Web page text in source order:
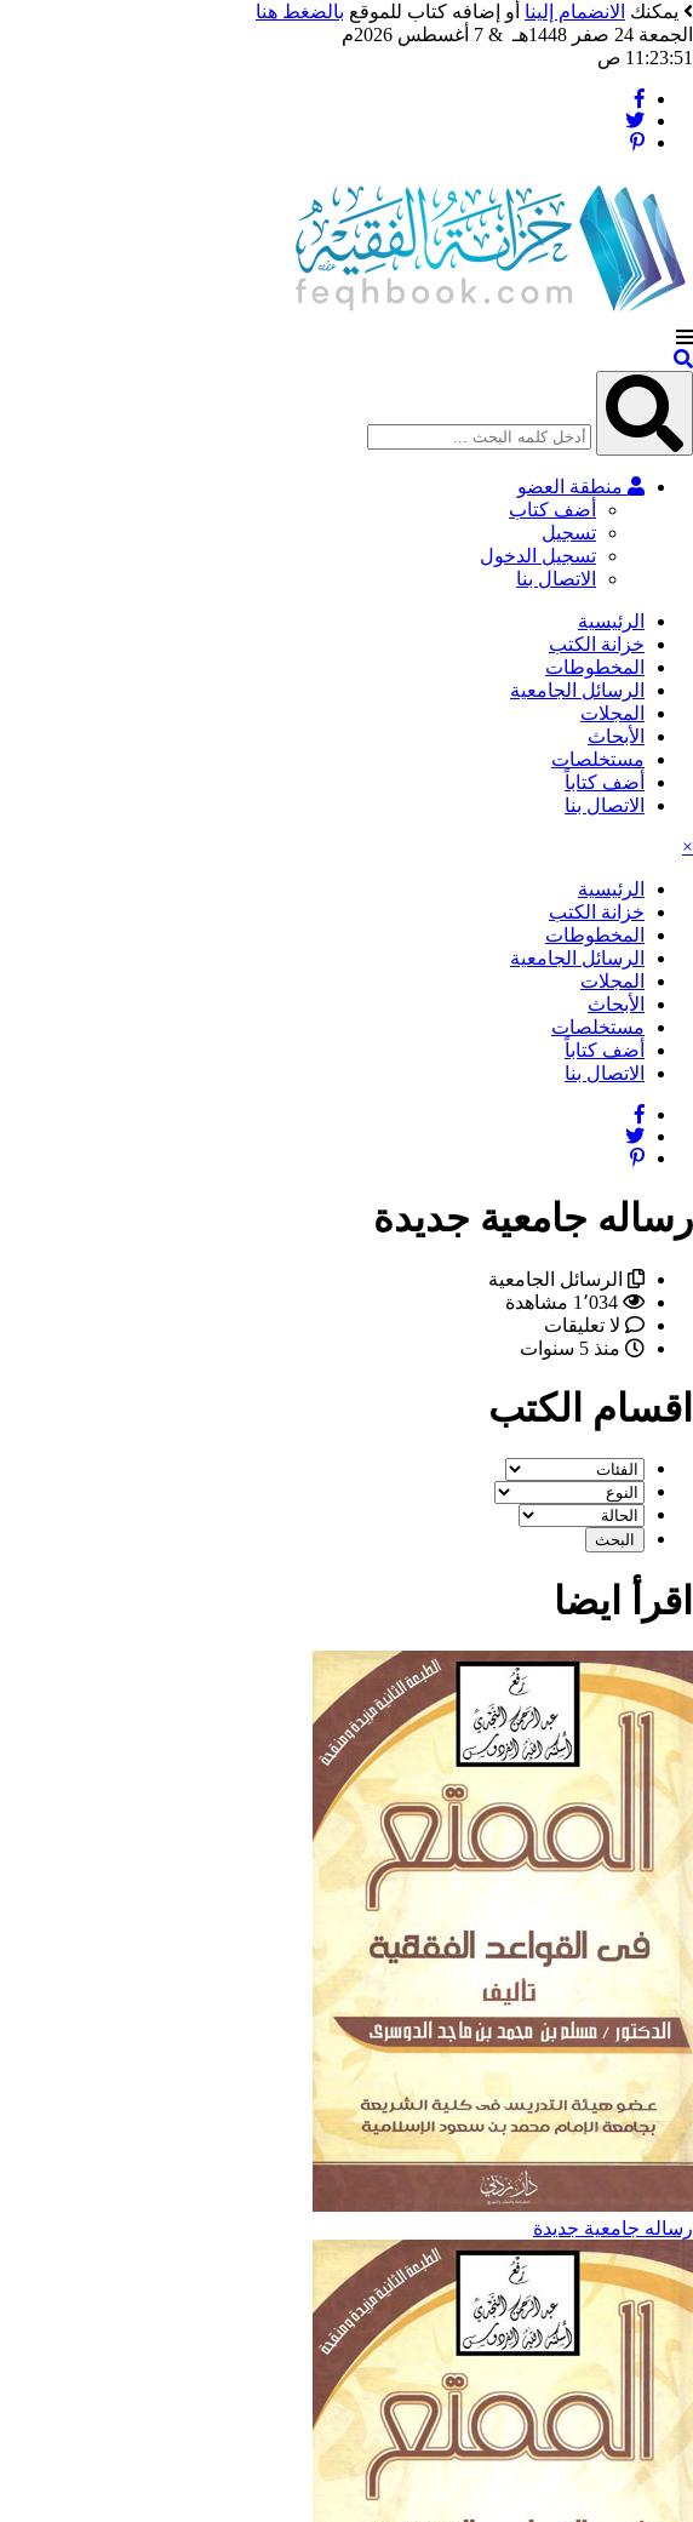
يمكنك الانضمام إلينا أو إضافه كتاب للموقع بالضغط هنا
الجمعة 24 صفر 1448هـ & 7 أغسطس 2026م
11:23:52 ص
منطقة العضو
أضف كتاب
تسجيل
تسجيل الدخول
الاتصال بنا
الرئيسية
خزانة الكتب
المخطوطات
الرسائل الجامعية
المجلات
الأبحاث
مستخلصات
أضف كتاباً
الاتصال بنا
×
الرئيسية
خزانة الكتب
المخطوطات
الرسائل الجامعية
المجلات
الأبحاث
مستخلصات
أضف كتاباً
الاتصال بنا
رساله جامعية جديدة
الرسائل الجامعية
لا تعليقات
منذ 5 سنوات
اقسام الكتب
اقرأ ايضا
رساله جامعية جديدة